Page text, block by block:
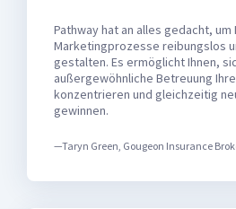
Pathway hat an alles gedacht, um
Marketingprozesse reibungslos
gestalten. Es ermöglicht Ihnen,
außergewöhnliche Betreuung
konzentrieren und gleichzeitig
gewinnen.
—Taryn Green, Gougeon Insurance